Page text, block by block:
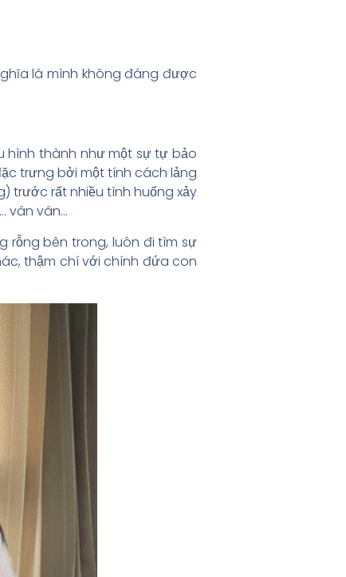
là mình không đáng được
hình thành như một sự tự bảo
trưng bởi một tính cách lảng
trước rất nhiều tình huống xảy
vân vân…
rỗng bên trong, luôn đi tìm sự
thậm chí với chính đứa con